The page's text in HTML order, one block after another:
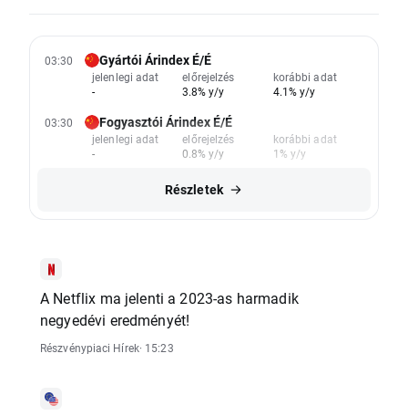
03:30 Gyártói Árindex É/É
jelenlegi adat
-
előrejelzés
3.8% y/y
korábbi adat
4.1% y/y
03:30 Fogyasztói Árindex É/É
jelenlegi adat
-
előrejelzés
0.8% y/y
korábbi adat
1% y/y
Részletek
A Netflix ma jelenti a 2023-as harmadik
negyedévi eredményét!
Részvénypiaci Hírek· 15:23